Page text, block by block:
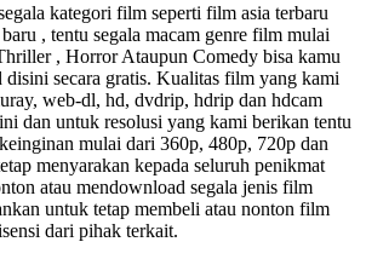
kategori film seperti film asia terbaru
, tentu segala macam genre film mulai
, Horror Ataupun Comedy bisa kamu
disini secara gratis. Kualitas film yang kami
web-dl, hd, dvdrip, hdrip dan hdcam
dan untuk resolusi yang kami berikan tentu
mulai dari 360p, 480p, 720p dan
menyarakan kepada seluruh penikmat
atau mendownload segala jenis film
untuk tetap membeli atau nonton film
dari pihak terkait.